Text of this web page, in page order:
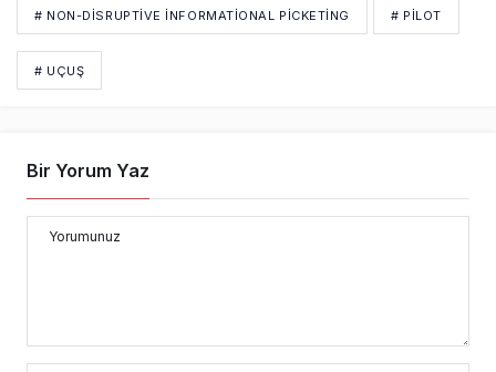
# NON-DISRUPTIVE INFORMATIONAL PICKETING # PİLOT
# UÇUŞ
Bir Yorum Yaz
Yorumunuz